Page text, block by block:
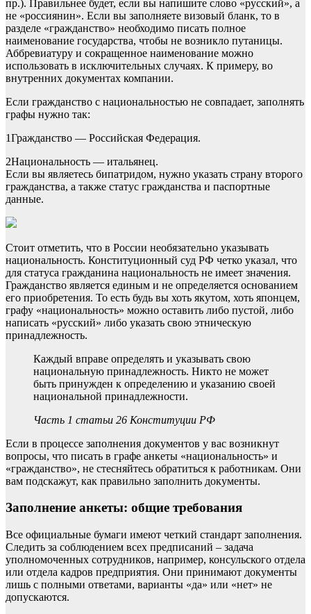
пр.). Правильнее будет, если вы напишите слово «русский», а
не «россиянин». Если вы заполняете визовый бланк, то в
разделе «гражданство» необходимо писать полное
наименование государства, чтобы не возникло путаницы.
Аббревиатуру и сокращенное наименование можно
использовать в исключительных случаях. К примеру, во
внутренних документах компании.
Если гражданство с национальностью не совпадает, заполнять
графы нужно так:
1Гражданство — Российская Федерация.
2Национальность — итальянец.
Если вы являетесь бипатридом, нужно указать страну второго
гражданства, а также статус гражданства и паспортные
данные.
Стоит отметить, что в России необязательно указывать
национальность. Конституционный суд РФ четко указал, что
для статуса гражданина национальность не имеет значения.
Гражданство является единым и не определяется основанием
его приобретения. То есть будь вы хоть якутом, хоть японцем,
графу «национальность» можно оставить либо пустой, либо
написать «русский» либо указать свою этническую
принадлежность.
Каждый вправе определять и указывать свою
национальную принадлежность. Никто не может
быть принужден к определению и указанию своей
национальной принадлежности.
Часть 1 статьи 26 Конституции РФ
Если в процессе заполнения документов у вас возникнут
вопросы, что писать в графе анкеты «национальность» и
«гражданство», не стесняйтесь обратиться к работникам. Они
вам подскажут, как правильно заполнить документы.
Заполнение анкеты: общие требования
Все официальные бумаги имеют четкий стандарт заполнения.
Следить за соблюдением всех предписаний – задача
уполномоченных сотрудников, например, консульского отдела
или отдела кадров предприятия. Они принимают документы
лишь с полными ответами, варианты «да» или «нет» не
допускаются.